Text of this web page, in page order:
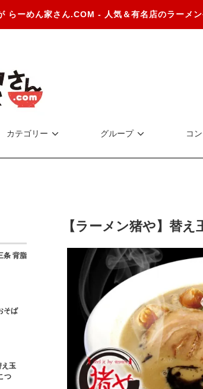
らーめん家さん.COM - 人気＆有名店のラーメ
カテゴリー グループ コ
条 背脂
そば
え玉
つ
【ラーメン猪や】替